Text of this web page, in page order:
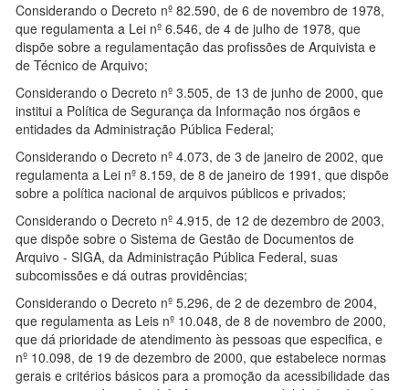
Considerando o Decreto nº 82.590, de 6 de novembro de 1978,
que regulamenta a Lei nº 6.546, de 4 de julho de 1978, que
dispõe sobre a regulamentação das profissões de Arquivista e
de Técnico de Arquivo;
Considerando o Decreto nº 3.505, de 13 de junho de 2000, que
institui a Política de Segurança da Informação nos órgãos e
entidades da Administração Pública Federal;
Considerando o Decreto nº 4.073, de 3 de janeiro de 2002, que
regulamenta a Lei nº 8.159, de 8 de janeiro de 1991, que dispõe
sobre a política nacional de arquivos públicos e privados;
Considerando o Decreto nº 4.915, de 12 de dezembro de 2003,
que dispõe sobre o Sistema de Gestão de Documentos de
Arquivo - SIGA, da Administração Pública Federal, suas
subcomissões e dá outras providências;
Considerando o Decreto nº 5.296, de 2 de dezembro de 2004,
que regulamenta as Leis nº 10.048, de 8 de novembro de 2000,
que dá prioridade de atendimento às pessoas que especifica, e
nº 10.098, de 19 de dezembro de 2000, que estabelece normas
gerais e critérios básicos para a promoção da acessibilidade das